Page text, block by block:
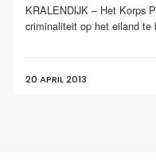
KRALENDIJK – Het Korps
criminaliteit op het eiland te
20 APRIL 2013